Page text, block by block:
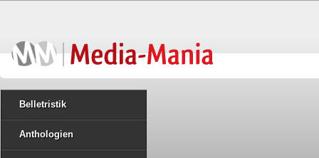
Belletristik
Anthologien